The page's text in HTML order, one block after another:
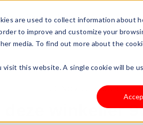
are used to collect information about
to improve and customize your
media. To find out more about the
this website. A single cookie will be
Type Pricing
21-NOV-2025 6:08:20 |
deze winkelier